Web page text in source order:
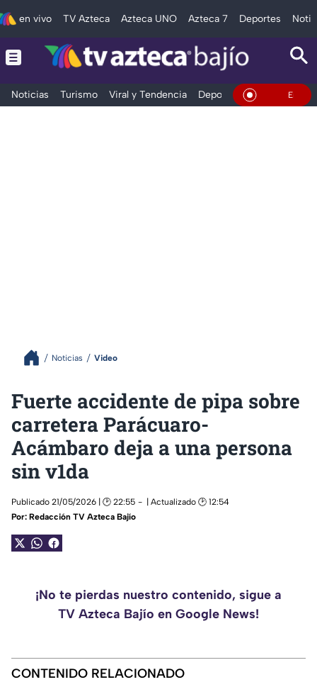
en vivo TV Azteca Azteca UNO Azteca 7 Deportes
Noticias Turismo Viral y Tendencia Deportes Espectáculos
En Vivo
Noticias Video
Fuerte accidente de pipa sobre
carretera Parácuaro-
Acámbaro deja a una persona
sin v1da
Publicado 21/05/2026 | 🕑 22:55
| Actualizado 🕑 12:54
Por: Redacción TV Azteca Bajío
¡No te pierdas nuestro contenido, sigue a
TV Azteca Bajío en Google News!
CONTENIDO RELACIONADO